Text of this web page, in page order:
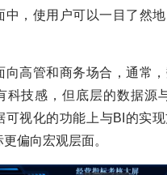
中，使用户可以一目了然
向高管和商务场合，通常
科技感，但底层的数据源
可视化的功能上与BI的实
偏向宏观层面。